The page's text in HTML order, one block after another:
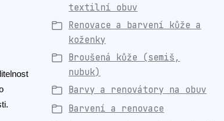
textilní obuv
Renovace a barvení kůže a
koženky
Broušená kůže (semiš,
nubuk)
Barvy a renovátory na obuv
Barvení a renovace